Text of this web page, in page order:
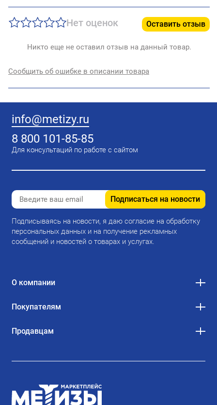
Нет оценок Оставить отзыв
Никто еще не оставил отзыв на данный товар.
Сообщить об ошибке в описании товара
info@metizy.ru
8 800 101-85-85
Для консультаций по работе с сайтом
Подписаться на новости
Подписываясь на новости, я даю согласие на обработку
персональных данных и на получение рекламных
сообщений и новостей о товарах и услугах.
О компании
Покупателям
Продавцам